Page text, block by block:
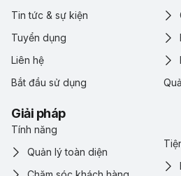
Tin tức & sự kiện
Tuyển dụng
Liên hệ
Bắt đầu sử dụng
Giải pháp
Tính năng
Quản lý toàn diện